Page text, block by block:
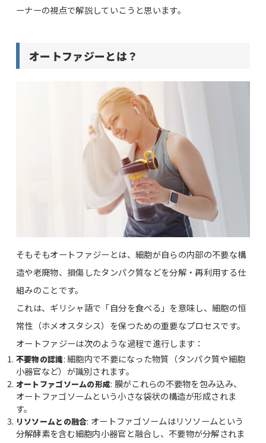
ーナーの視点で解説していこうと思います。
オートファジーとは？
そもそもオートファジーとは、細胞が自らの内部の不要な構
造や老廃物、損傷したタンパク質などを分解・再利用する仕
組みのことです。
これは、ギリシャ語で「自分を食べる」を意味し、細胞の恒
常性（ホメオスタシス）を保つための重要なプロセスです。
オートファジーは次のような過程で進行します：
不要物の認識: 細胞内で不要になった物質（タンパク質や細胞
小器官など）が識別されます。
オートファゴソームの形成: 膜がこれらの不要物を包み込み、
オートファゴソームという小さな袋状の構造が形成されま
す。
リソソームとの融合: オートファゴソームはリソソームという
分解酵素を含む細胞内小器官と融合し、不要物が分解されま